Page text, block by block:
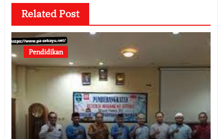
Related Post
Pendidikan